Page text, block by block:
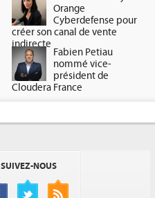
Orange
Cyberdefense pour
créer son canal de vente
indirecte
Fabien Petiau
nommé vice-
président de
Cloudera France
SUIVEZ-NOUS